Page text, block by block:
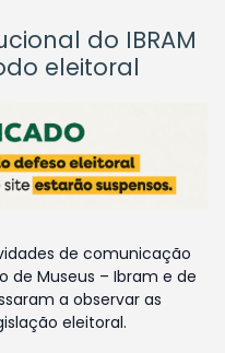
do IBRAM
eleitoral
de comunicação
de Museus – Ibram e de
a observar as
eleitoral.